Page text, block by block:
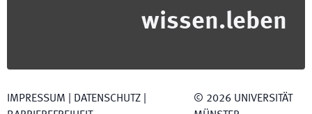
wissen.leben
IMPRESSUM DATENSCHUTZ © 2026 UNIVERSITÄT